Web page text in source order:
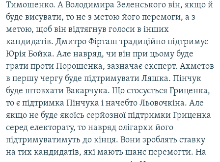
Тимошенко. А Володимира Зеленського він, якщо й
буде висувати, то не з метою його перемоги, а з
метою, щоб він відтягнув голоси в інших
кандидатів. Дмитро Фірташ традиційно підтримує
Юрія Бойка. Але навряд, чи він при цьому буде
грати проти Порошенка, зазначає експерт. Ахметов
в першу чергу буде підтримувати Ляшка. Пінчук
буде штовхати Вакарчука. Що стосується Гриценка,
то є підтримка Пінчука і начебто Льовочкіна. Але
якщо не буде якоїсь серйозної підтримки Гриценка
серед електорату, то навряд олігархи його
підтримуватимуть до кінця. Вони зроблять ставку
на тих кандидатів, які мають шанс перемогти. На